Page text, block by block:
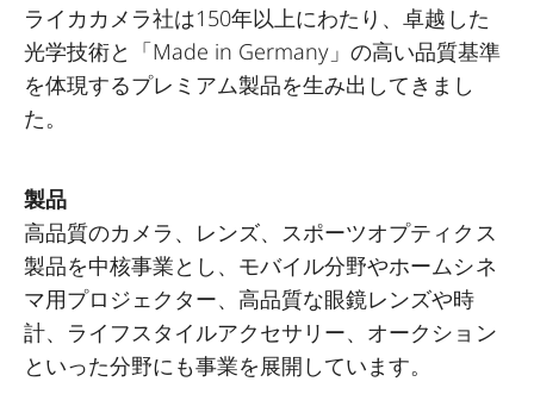
ライカカメラ社は150年以上にわたり、卓越した
光学技術と「Made in Germany」の高い品質基準
を体現するプレミアム製品を生み出してきまし
た。
製品
高品質のカメラ、レンズ、スポーツオプティクス
製品を中核事業とし、モバイル分野やホームシネ
マ用プロジェクター、高品質な眼鏡レンズや時
計、ライフスタイルアクセサリー、オークション
といった分野にも事業を展開しています。